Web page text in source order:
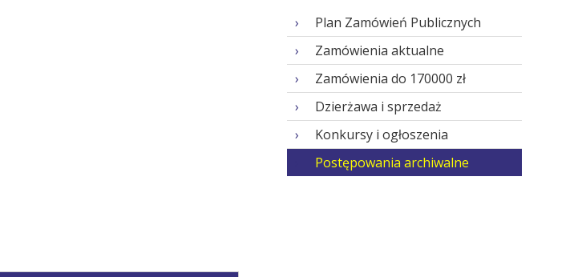
Plan Zamówień Publicznych
Zamówienia aktualne
Zamówienia do 170000 zł
Dzierżawa i sprzedaż
Konkursy i ogłoszenia
Postępowania archiwalne